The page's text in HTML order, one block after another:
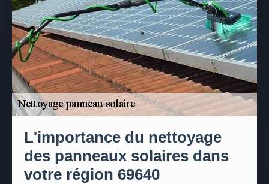
L'importance du nettoyage
des panneaux solaires dans
votre région 69640